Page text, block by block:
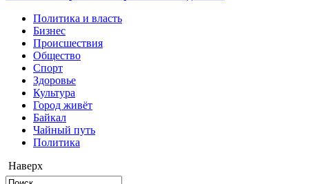
Политика и власть
Бизнес
Происшествия
Общество
Cпорт
Здоровье
Культура
Город живёт
Байкал
Чайный путь
Политика
Наверх